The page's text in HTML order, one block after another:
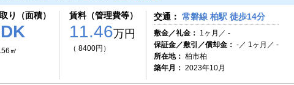
り（面積）
㎡
賃料（管理費等）
11.46万円
（ 8400円）
交通： 常磐線 柏駅 徒歩14分
敷金／礼金： 1ヶ月／ -
保証金／敷引／償却金： -／ 1ヶ月／ -
所在地： 柏市柏
築年月： 2023年10月